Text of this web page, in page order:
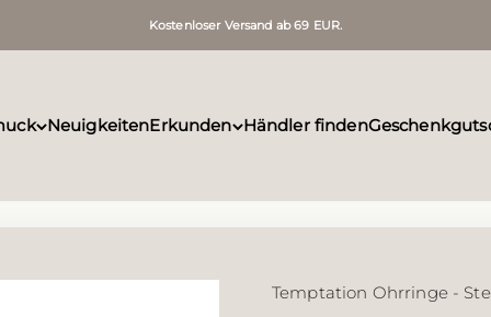
Kostenloser Versand ab 69 EUR.
NeuigkeitenErkunden Händler finden
Temptation Ohrringe -